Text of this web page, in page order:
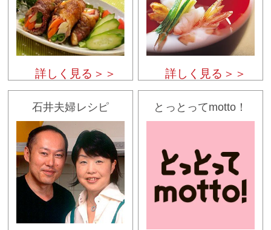
詳しく見る＞＞ 詳しく見る＞＞
石井夫婦レシピ とっとってmotto！